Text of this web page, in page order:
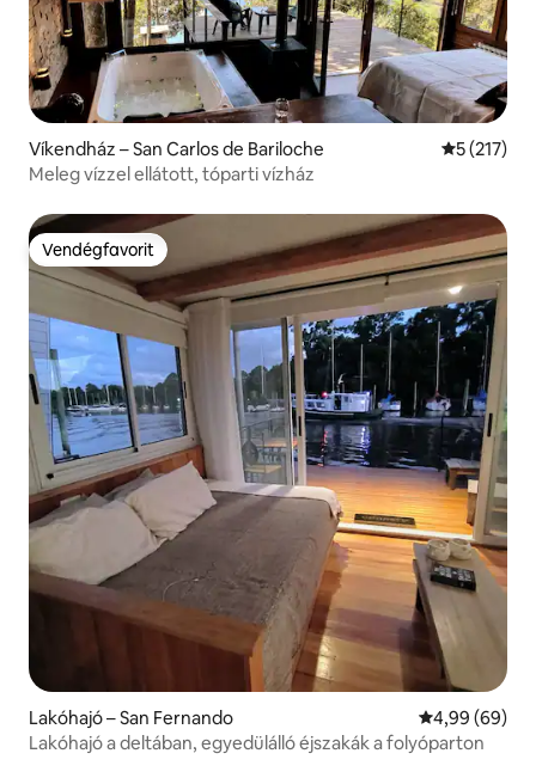
Víkendház – San Carlos de Bariloche Átlagos
5 (217)
Meleg vízzel ellátott, tóparti vízház
Vendégfavorit
Vendégfavorit
Lakóhajó – San Fernando Átlagos
4,99 (69)
Lakóhajó a deltában, egyedülálló éjszakák a folyóparton